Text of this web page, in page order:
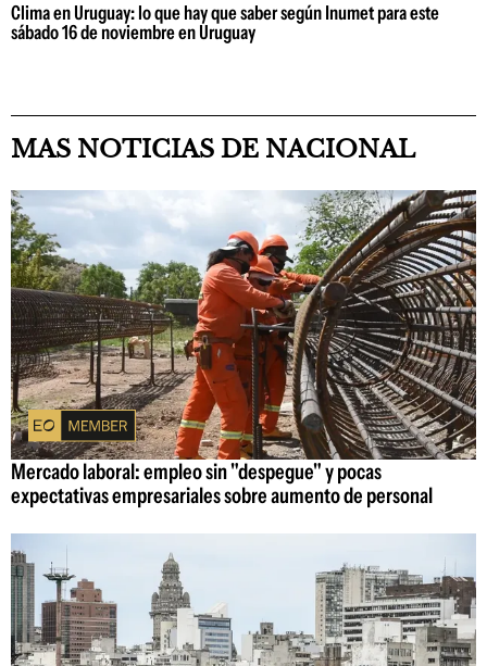
Clima en Uruguay: lo que hay que saber según Inumet para este
sábado 16 de noviembre en Uruguay
MAS NOTICIAS DE NACIONAL
Mercado laboral: empleo sin "despegue" y pocas
expectativas empresariales sobre aumento de personal